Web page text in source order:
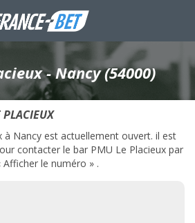
- Nancy (54000)
PLACIEUX
à Nancy est actuellement ouvert. il est
contacter le bar PMU Le Placieux par
le numéro » .